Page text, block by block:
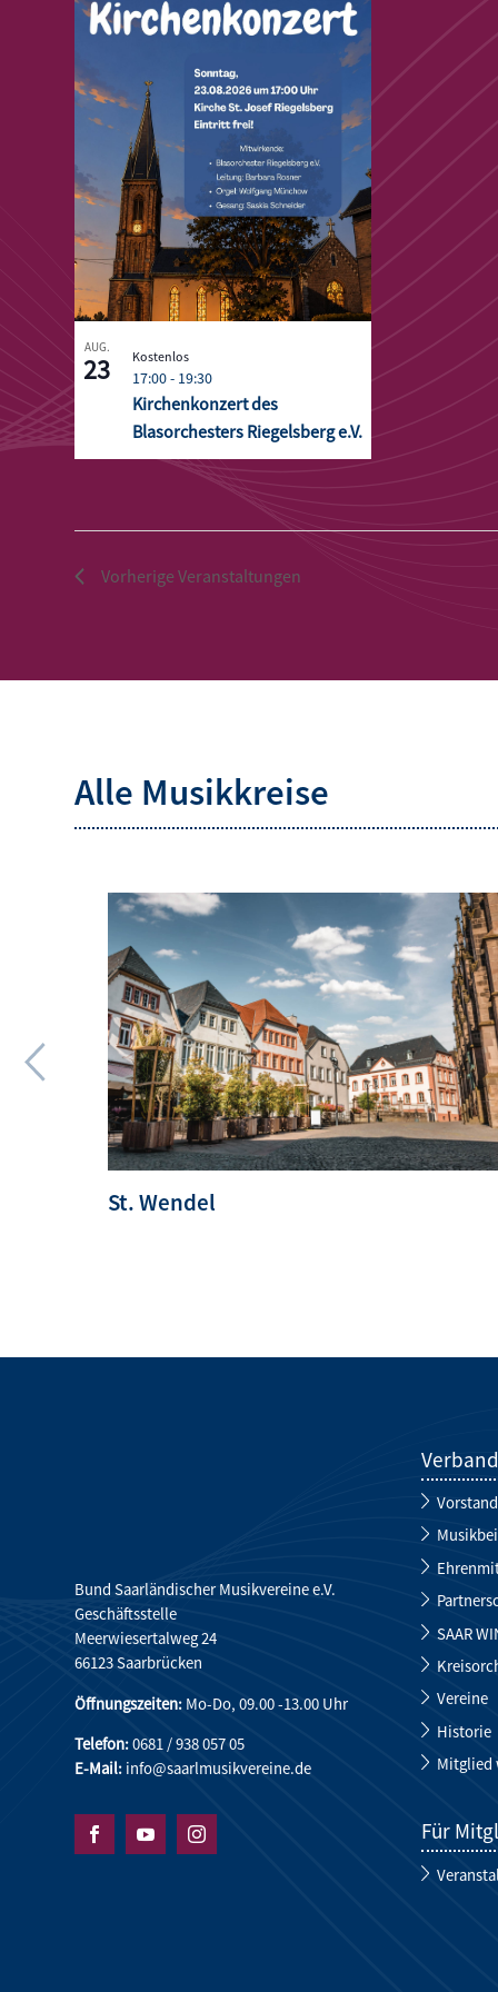
events
in
Photo
View
AUG.
23
Kirchenkonzert des
Blasorchesters Riegelsberg e.V.
17:00- 19:30
Kostenlos
VorherigeVeranstaltungen
Alle Musikkreise
St. Wendel
Bund Saarländischer Musikvereine e.V.
Geschäftsstelle
Meerwiesertalweg 24
66123 Saarbrücken
Öffnungszeiten: Mo-Do, 09.00 -13.00 Uhr
Telefon:0681 / 938 057 05
E-Mail: info@saarlmusikvereine.de
  
Verband
SAAR
Vereine
Historie
Mitglied
Für